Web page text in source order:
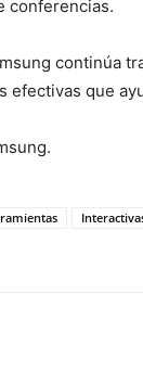
conferencias.
continúa
efectivas que